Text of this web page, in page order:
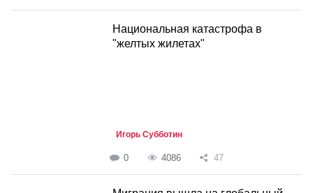
Национальная катастрофа в
"желтых жилетах"
Игорь Субботин
0 4086 47